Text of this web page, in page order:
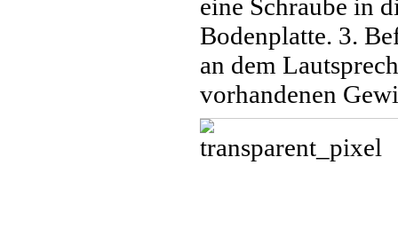
eine Schraube in
Bodenplatte. 3.
an dem
vorhandenen